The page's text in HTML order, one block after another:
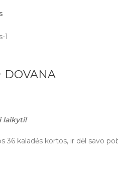
DOVANA
laikyti!
36 kaladės kortos, ir dėl savo